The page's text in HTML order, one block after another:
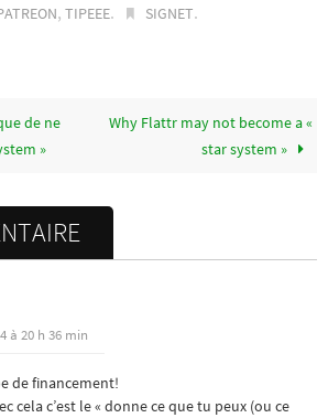
,TIPEEE. SIGNET.
de ne
»
Why Flattr may not become a «
star system »
à 20 h 36 min
de financement!
cela c’est le « donne ce que tu peux (ou ce